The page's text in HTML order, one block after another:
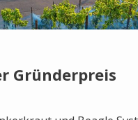
Gründerpreis